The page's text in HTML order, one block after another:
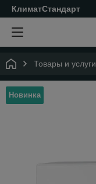
КлиматСтандарт
Товары и услуги
Новинка